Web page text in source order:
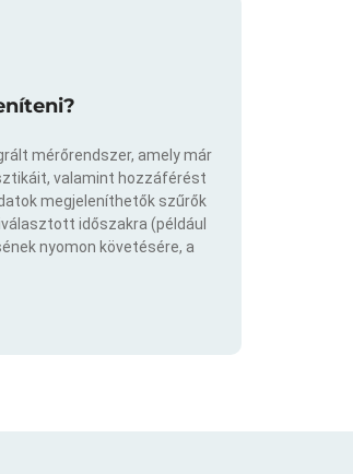
mérőrendszer, amely már
valamint hozzáférést
megjeleníthetők szűrők
időszakra (például
nyomon követésére, a